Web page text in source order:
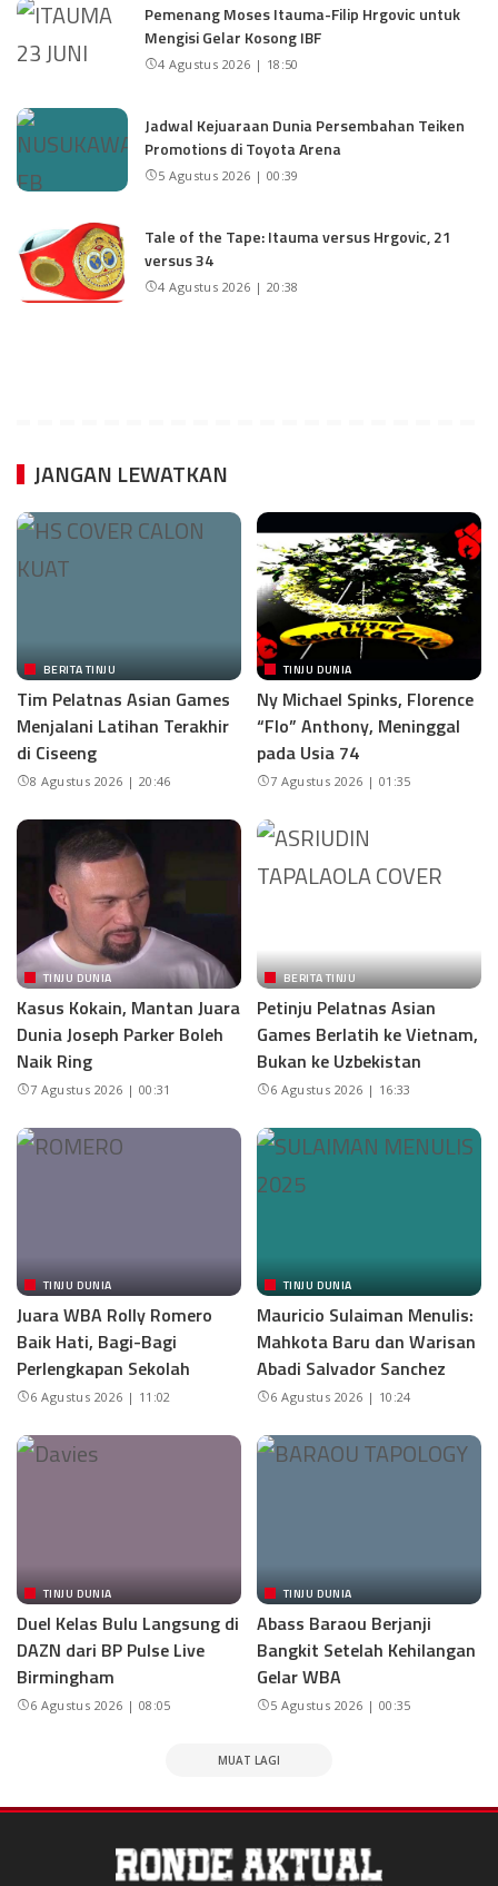
Pemenang Moses Itauma-Filip Hrgovic untuk
Mengisi Gelar Kosong IBF
4 Agustus 2026 | 18:50
Jadwal Kejuaraan Dunia Persembahan Teiken
Promotions di Toyota Arena
5 Agustus 2026 | 00:39
Tale of the Tape: Itauma versus Hrgovic, 21
versus 34
4 Agustus 2026 | 20:38
JANGAN LEWATKAN
BERITA TINJU
Tim Pelatnas Asian Games
Menjalani Latihan Terakhir
di Ciseeng
8 Agustus 2026 | 20:46
TINJU DUNIA
Ny Michael Spinks, Florence
“Flo” Anthony, Meninggal
pada Usia 74
7 Agustus 2026 | 01:35
TINJU DUNIA
Kasus Kokain, Mantan Juara
Dunia Joseph Parker Boleh
Naik Ring
7 Agustus 2026 | 00:31
BERITA TINJU
Petinju Pelatnas Asian
Games Berlatih ke Vietnam,
Bukan ke Uzbekistan
6 Agustus 2026 | 16:33
TINJU DUNIA
Juara WBA Rolly Romero
Baik Hati, Bagi-Bagi
Perlengkapan Sekolah
6 Agustus 2026 | 11:02
TINJU DUNIA
Mauricio Sulaiman Menulis:
Mahkota Baru dan Warisan
Abadi Salvador Sanchez
6 Agustus 2026 | 10:24
TINJU DUNIA
Duel Kelas Bulu Langsung di
DAZN dari BP Pulse Live
Birmingham
6 Agustus 2026 | 08:05
TINJU DUNIA
Abass Baraou Berjanji
Bangkit Setelah Kehilangan
Gelar WBA
5 Agustus 2026 | 00:35
MUAT LAGI